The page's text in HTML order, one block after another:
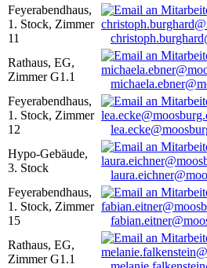
Feyerabendhaus,
1. Stock, Zimmer
11
Rathaus, EG,
Zimmer G1.1
Feyerabendhaus,
1. Stock, Zimmer
12
Hypo-Gebäude,
3. Stock
Feyerabendhaus,
1. Stock, Zimmer
15
Rathaus, EG,
Zimmer G1.1